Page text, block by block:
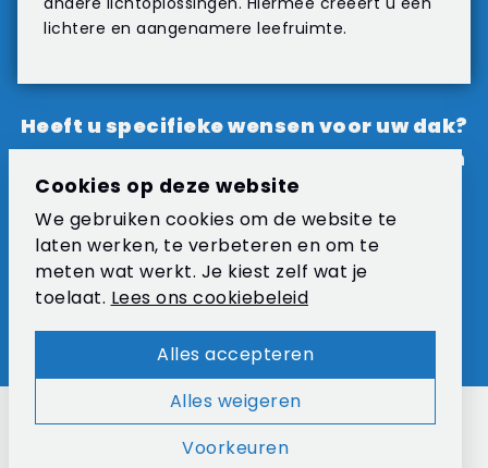
lichtere en aangenamere leefruimte.
Heeft u specifieke wensen voor uw dak?
Neemcontactop met DTL Construct en
ontdek hoe wij uw dakproject in
Poperinge met vakmanschap en
precisie uitvoeren.
Onze recente realisaties
Cookies op deze website
We gebruiken cookies om de website te
laten werken, te verbeteren en om te
meten wat werkt. Je kiest zelf wat je
toelaat. Lees ons cookiebeleid
Alles accepteren
Alles weigeren
Voorkeuren